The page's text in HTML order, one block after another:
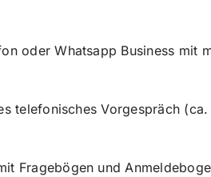
oder Whatsapp Business mit
telefonisches Vorgespräch
Fragebögen und